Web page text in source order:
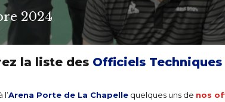
2024
la liste des Officiels
l’Arena Porte de La Chapelle quelques uns de nos